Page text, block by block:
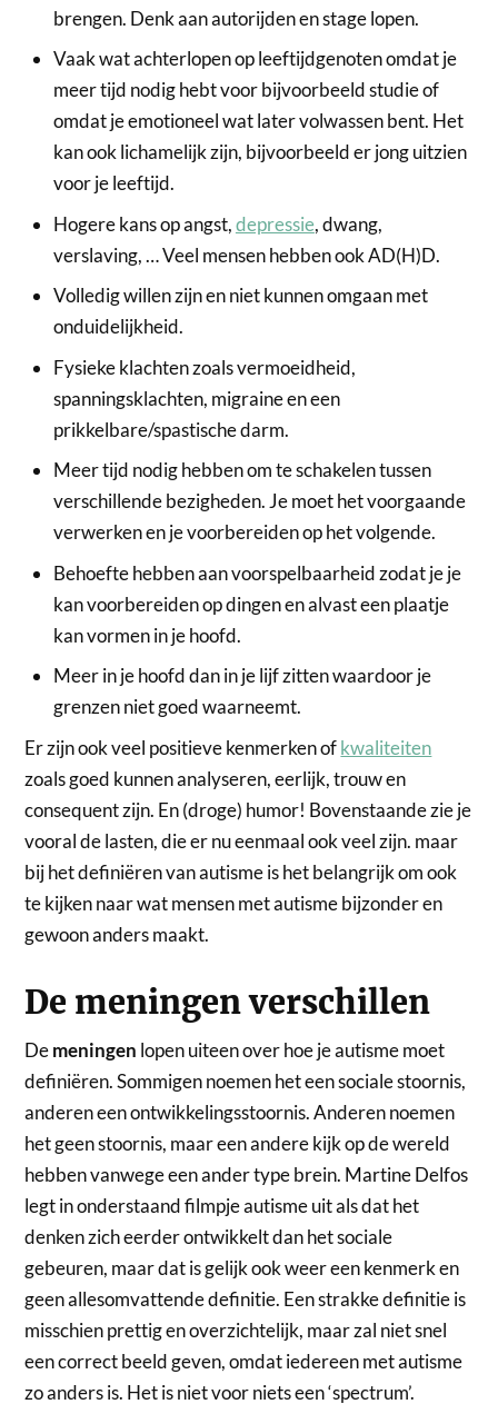
brengen. Denk aan autorijden en stage lopen.
Vaak wat achterlopen op leeftijdgenoten omdat je
meer tijd nodig hebt voor bijvoorbeeld studie of
omdat je emotioneel wat later volwassen bent. Het
kan ook lichamelijk zijn, bijvoorbeeld er jong uitzien
voor je leeftijd.
Hogere kans op angst,depressie, dwang,
verslaving, … Veel mensen hebben ook AD(H)D.
Volledig willen zijn en niet kunnen omgaan met
onduidelijkheid.
Fysieke klachten zoals vermoeidheid,
spanningsklachten, migraine en een
prikkelbare/spastische darm.
Meer tijd nodig hebben om te schakelen tussen
verschillende bezigheden. Je moet het voorgaande
verwerken en je voorbereiden op het volgende.
Behoefte hebben aan voorspelbaarheid zodat je je
kan voorbereiden op dingen en alvast een plaatje
kan vormen in je hoofd.
Meer in je hoofd dan in je lijf zitten waardoor je
grenzen niet goed waarneemt.
Er zijn ook veel positieve kenmerken ofkwaliteiten
zoals goed kunnen analyseren, eerlijk, trouw en
consequent zijn. En (droge) humor! Bovenstaande zie je
vooral de lasten, die er nu eenmaal ook veel zijn. maar
bij het definiëren van autisme is het belangrijk om ook
te kijken naar wat mensen met autisme bijzonder en
gewoon anders maakt.
De meningen verschillen
Demeningen lopen uiteen over hoe je autisme moet
definiëren. Sommigen noemen het een sociale stoornis,
anderen een ontwikkelingsstoornis. Anderen noemen
het geen stoornis, maar een andere kijk op de wereld
hebben vanwege een ander type brein. Martine Delfos
legt in onderstaand filmpje autisme uit als dat het
denken zich eerder ontwikkelt dan het sociale
gebeuren, maar dat is gelijk ook weer een kenmerk en
geen allesomvattende definitie. Een strakke definitie is
misschien prettig en overzichtelijk, maar zal niet snel
een correct beeld geven, omdat iedereen met autisme
zo anders is. Het is niet voor niets een ‘spectrum’.